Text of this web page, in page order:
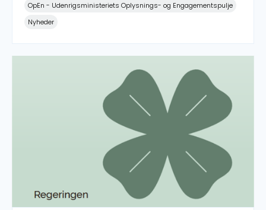
OpEn - Udenrigsministeriets Oplysnings- og Engagementspulje
Nyheder